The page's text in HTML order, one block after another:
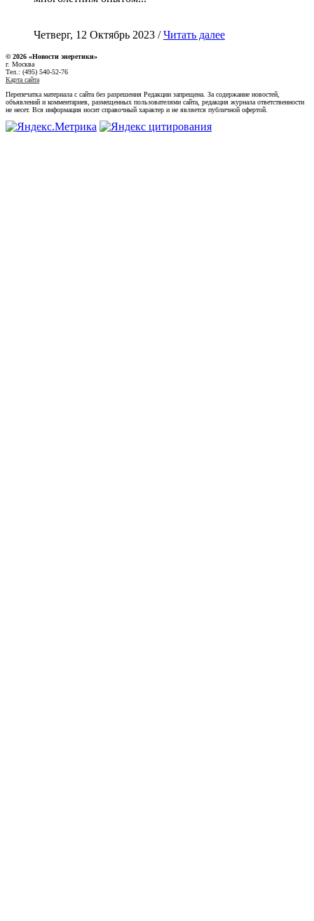
Четверг, 12 Октябрь 2023 /Читать далее
© 2026 «Новости энеретики»
г. Москва
Тел.: (495) 540-52-76
Карта сайта
Перепечатка материала с сайта без разрешения Редакции запрещена. За содержание новостей,
объявлений и комментариев, размещенных пользователями сайта, редакция журнала ответственности
не несет. Вся информация носит справочный характер и не является публичной офертой.